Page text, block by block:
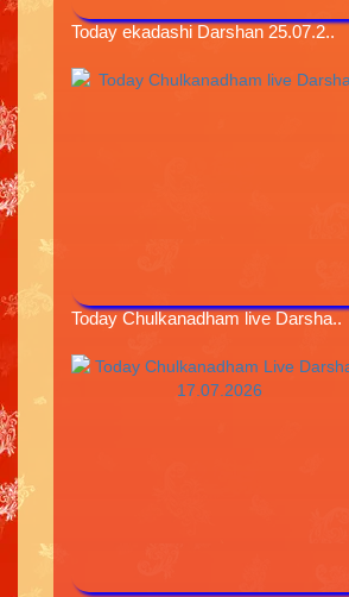
Today ekadashi Darshan 25.07.2..
Today Chulkanadham live Darsha..